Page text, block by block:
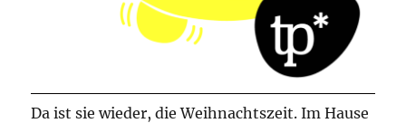
Da ist sie wieder, die Weihnachtszeit. Im Hause